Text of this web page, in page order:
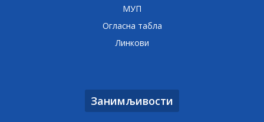
МУП
Огласна табла
Линкови
Занимљивости